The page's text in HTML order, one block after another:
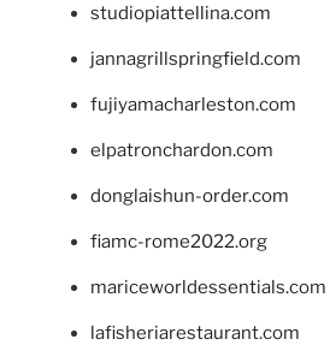
studiopiattellina.com
jannagrillspringfield.com
fujiyamacharleston.com
elpatronchardon.com
donglaishun-order.com
fiamc-rome2022.org
mariceworldessentials.com
lafisheriarestaurant.com